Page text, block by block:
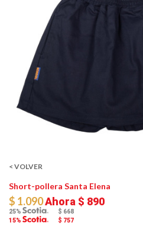
< VOLVER
Short-pollera Santa Elena
$ 1.090Ahora $ 890
25%
$ 668
15%
$ 757